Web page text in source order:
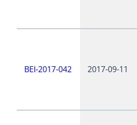
BEI-2017-042 2017-09-11